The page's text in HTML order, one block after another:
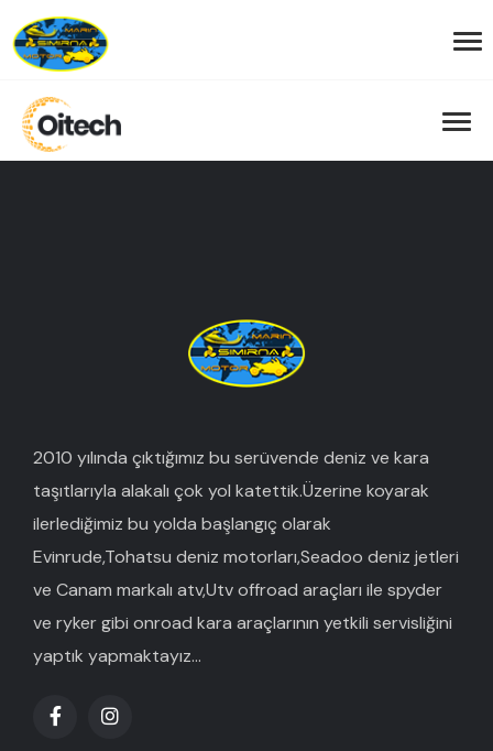
2010 yılında çıktığımız bu serüvende deniz ve kara
taşıtlarıyla alakalı çok yol katettik.Üzerine koyarak
ilerlediğimiz bu yolda başlangıç olarak
Evinrude,Tohatsu deniz motorları,Seadoo deniz jetleri
ve Canam markalı atv,Utv offroad araçları ile spyder
ve ryker gibi onroad kara araçlarının yetkili servisliğini
yaptık yapmaktayız...